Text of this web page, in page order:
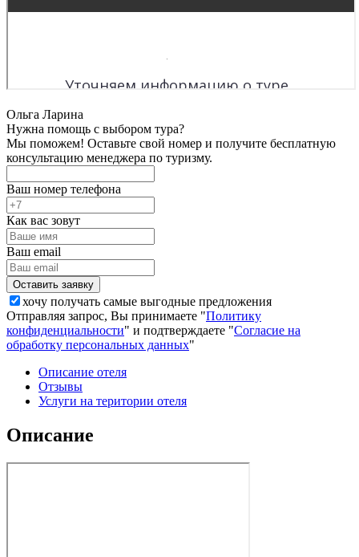
Ольга Ларина
Нужна помощь с выбором тура?
Мы поможем! Оставьте свой номер и получите бесплатную
консультацию менеджера по туризму.
Ваш номер телефона
Как вас зовут
Ваш email
хочу получать самые выгодные предложения
Отправляя запрос, Вы принимаете "Политику
конфиденциальности" и подтверждаете "Согласие на
обработку персональных данных"
Описание отеля
Отзывы
Услуги на територии отеля
Описание